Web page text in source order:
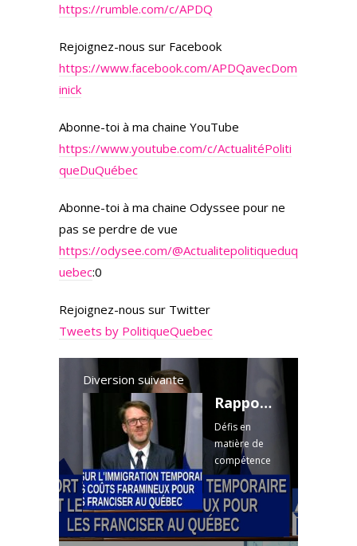
https://rumble.com/c/APDQ
Rejoignez-nous sur Facebook
https://www.facebook.com/APDQavecDom
inick
Abonne-toi à ma chaine YouTube
https://www.youtube.com/c/ActualitéPoliti
queDuQuébec
Abonne-toi à ma chaine Odyssee pour ne
pas se perdre de vue
https://odysee.com/@Actualitepolitiqueduq
uebec:0
Rejoignez-nous sur Twitter
Tweets by PolitiqueQuebec
Diversion suivante
Rapport sur l'immigration temporaire et les coûts faramineux pour les franciser au Québec.
Défis en
matière de
compétence
s
linguistiques
et impact sur
la langue